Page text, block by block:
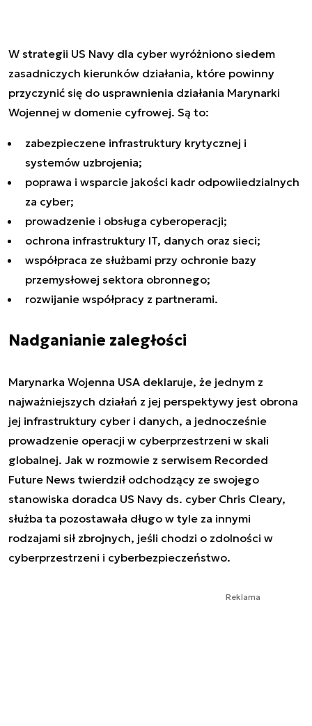
W strategii US Navy dla cyber wyróżniono siedem
zasadniczych kierunków działania, które powinny
przyczynić się do usprawnienia działania Marynarki
Wojennej w domenie cyfrowej. Są to:
zabezpieczene infrastruktury krytycznej i
systemów uzbrojenia;
poprawa i wsparcie jakości kadr odpowiiedzialnych
za cyber;
prowadzenie i obsługa cyberoperacji;
ochrona infrastruktury IT, danych oraz sieci;
współpraca ze służbami przy ochronie bazy
przemysłowej sektora obronnego;
rozwijanie współpracy z partnerami.
Nadganianie zaległości
Marynarka Wojenna USA deklaruje, że jednym z
najważniejszych działań z jej perspektywy jest obrona
jej infrastruktury cyber i danych, a jednocześnie
prowadzenie operacji w cyberprzestrzeni w skali
globalnej. Jak w rozmowie z serwisem Recorded
Future News twierdził odchodzący ze swojego
stanowiska doradca US Navy ds. cyber Chris Cleary,
służba ta pozostawała długo w tyle za innymi
rodzajami sił zbrojnych, jeśli chodzi o zdolności w
cyberprzestrzeni i cyberbezpieczeństwo.
Reklama